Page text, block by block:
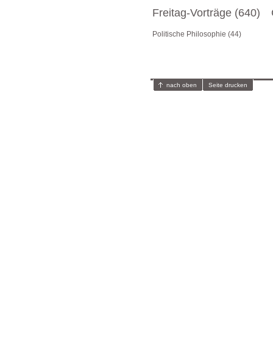
Freitag-Vorträge (640)
Politische Philosophie (44)
nach oben Seite drucken